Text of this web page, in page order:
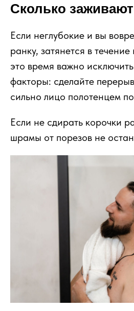
Сколько
Если неглубокие и вы
ранку, затянется в
это время важно
факторы: сделайте
сильно лицо полотенцем
Если не сдирать корочки
шрамы от порезов не